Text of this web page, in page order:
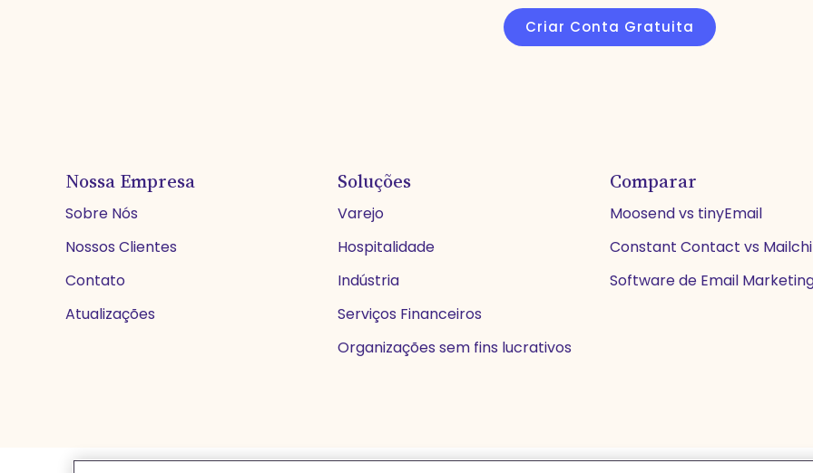
Criar Conta Gratuita
Nossa Empresa
Sobre Nós
Nossos Clientes
Contato
Atualizações
Soluções
Varejo
Hospitalidade
Indústria
Serviços Financeiros
Organizações sem fins lucrativos
Comparar
Moosend vs tinyEmail
Constant Contact vs
Software de Email